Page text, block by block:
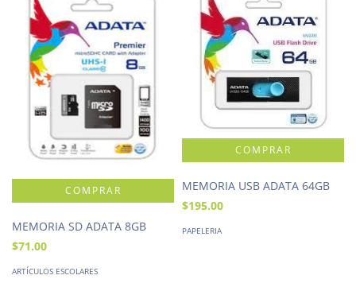
MEMORIA SD ADATA 8GB
$71.00
ARTÍCULOS ESCOLARES
MEMORIA USB ADATA 64GB
$195.00
PAPELERIA